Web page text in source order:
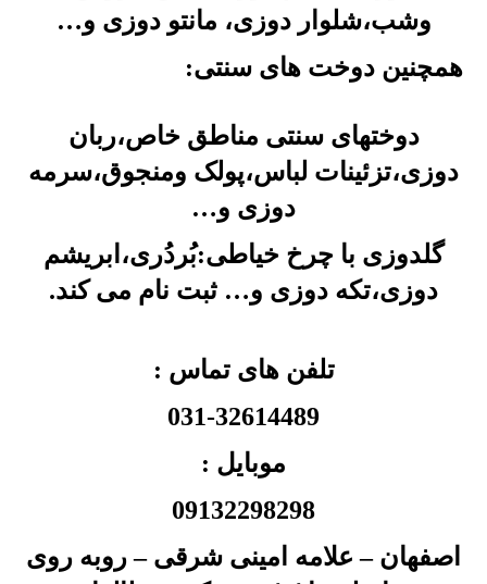
وشب،شلوار دوزی، مانتو دوزی و…
همچنین دوخت های سنتی:
دوختهای سنتی مناطق خاص،ربان
دوزی،تزئینات لباس،پولک ومنجوق،سرمه
دوزی و…
گلدوزی با چرخ خیاطی:بُردُری،ابریشم
دوزی،تکه دوزی و… ثبت نام می کند.
تلفن های تماس :
031-32614489
موبایل :
09132298298
اصفهان – علامه امینی شرقی – روبه روی